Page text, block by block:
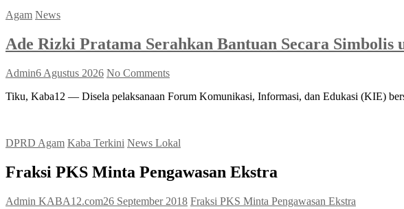
Agam News
Ade Rizki Pratama Serahkan Bantuan Secara
Admin6 Agustus 2026 No Comments
Tiku, Kaba12 — Disela pelaksanaan Forum Komunikasi, Informasi, dan Edukasi (KIE)
DPRD Agam Kaba Terkini News Lokal
Fraksi PKS Minta Pengawasan Ekstra
Admin KABA12.com26 September 2018 Fraksi PKS Minta Pengawasan Ekstra